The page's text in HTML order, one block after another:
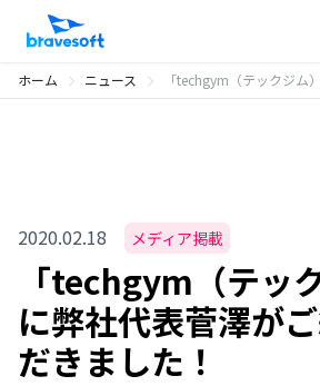
ホーム ニュース 「techgym（テックジム）」に弊社
2020.02.18 メディア掲載
「techgym（テッ
に弊社代表菅澤が
だきました！